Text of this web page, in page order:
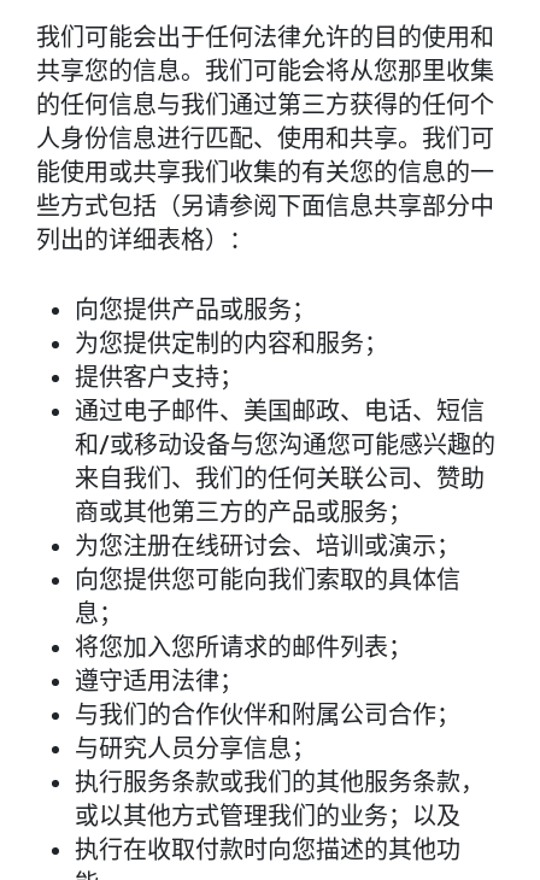
我们可能会出于任何法律允许的目的使用和
共享您的信息。我们可能会将从您那里收集
的任何信息与我们通过第三方获得的任何个
人身份信息进行匹配、使用和共享。我们可
能使用或共享我们收集的有关您的信息的一
些方式包括（另请参阅下面信息共享部分中
列出的详细表格）：
向您提供产品或服务；
为您提供定制的内容和服务；
提供客户支持；
通过电子邮件、美国邮政、电话、短信
和/或移动设备与您沟通您可能感兴趣的
来自我们、我们的任何关联公司、赞助
商或其他第三方的产品或服务；
为您注册在线研讨会、培训或演示；
向您提供您可能向我们索取的具体信
息；
将您加入您所请求的邮件列表；
遵守适用法律；
与我们的合作伙伴和附属公司合作；
与研究人员分享信息；
执行服务条款或我们的其他服务条款，
或以其他方式管理我们的业务；以及
执行在收取付款时向您描述的其他功